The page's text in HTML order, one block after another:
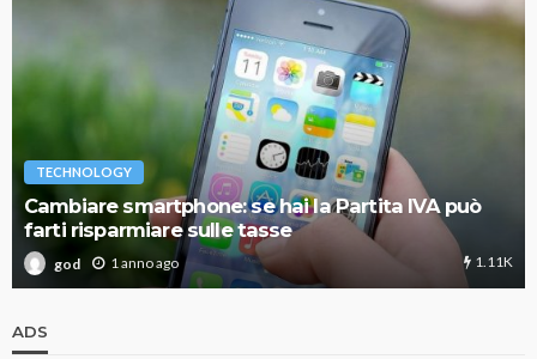
TECHNOLOGY
Cambiare smartphone: se hai la Partita IVA può
farti risparmiare sulle tasse
god 1 anno ago 1.11K
ADS